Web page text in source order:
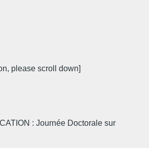
please scroll down]
: Journée Doctorale sur